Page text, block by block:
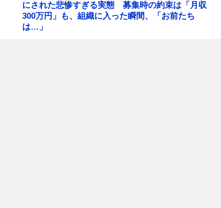
にされた悲惨すぎる実態 募集時の約束は「月収
300万円」も、組織に入った瞬間、「お前たち
は…」